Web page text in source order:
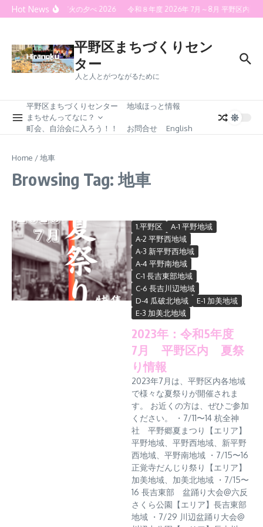
Skip to content
Hot News喜連灯火の夕べ 2026 令和８年度 2026年 7月～8月 平野区内 夏
平野区まちづくりセン
ター
人と人とがつながるために
平野区まちづくりセンター
地域ほっと情報
まちせんってなに？
町会、自治会に入ろう！！
お問合せ English
Home /地車
Browsing Tag: 地車
1.平野区
A-1 平野地域
A-2 平野西地域
A-3 新平野西地域
A-4 平野南地域
C-1 長吉東部地域
C-6 長吉川辺地域
D-4 瓜破北地域
E-1 加美地域
E-3 加美北地域
2023年：令和5年度
7月 平野区内 夏祭
り情報
2023年7月は、平野区内各地域
で様々な夏祭りが開催されま
す。 お近くの方は、ぜひご参加
ください。 ・7/11〜14 杭全神
社 平野郷夏まつり【エリア】
平野地域、平野西地域、新平野
西地域、平野南地域 ・7/15〜16
正覚寺だんじり祭り【エリア】
加美地域、加美北地域 ・7/15〜
16 長吉東部 盆踊り大会@六反
さくら公園【エリア】長吉東部
地域 ・7/29 川辺盆踊り大会@